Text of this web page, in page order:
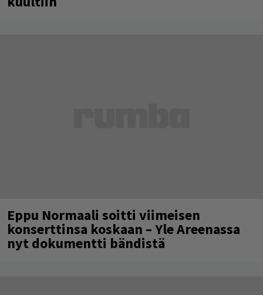
Eppu Normaali soitti viimeisen
konserttinsa koskaan – Yle Areenassa
nyt dokumentti bändistä